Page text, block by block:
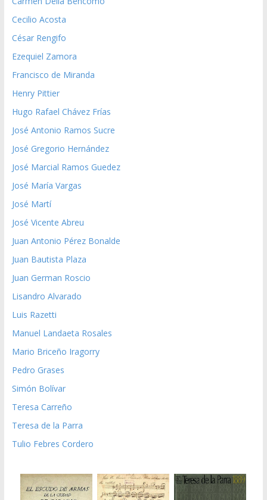
Cecilio Acosta
César Rengifo
Ezequiel Zamora
Francisco de Miranda
Henry Pittier
Hugo Rafael Chávez Frías
José Antonio Ramos Sucre
José Gregorio Hernández
José Marcial Ramos Guedez
José María Vargas
José Martí
José Vicente Abreu
Juan Antonio Pérez Bonalde
Juan Bautista Plaza
Juan German Roscio
Lisandro Alvarado
Luis Razetti
Manuel Landaeta Rosales
Mario Briceño Iragorry
Pedro Grases
Simón Bolívar
Teresa Carreño
Teresa de la Parra
Tulio Febres Cordero